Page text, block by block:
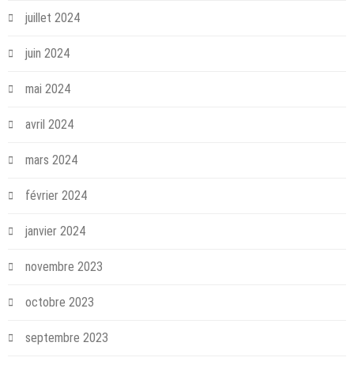
juillet 2024
juin 2024
mai 2024
avril 2024
mars 2024
février 2024
janvier 2024
novembre 2023
octobre 2023
septembre 2023